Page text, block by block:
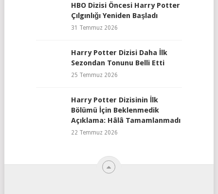
HBO Dizisi Öncesi Harry Potter
Çılgınlığı Yeniden Başladı
31 Temmuz 2026
Harry Potter Dizisi Daha İlk
Sezondan Tonunu Belli Etti
25 Temmuz 2026
Harry Potter Dizisinin İlk
Bölümü İçin Beklenmedik
Açıklama: Hâlâ Tamamlanmadı
22 Temmuz 2026